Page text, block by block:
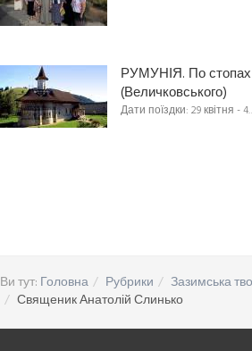
РУМУНІЯ. По стопах
(Величковського)
Дати поїздки: 29 квітня -
Ви тут: Головна Рубрики
Зазимська
Священик Анатолій Слинько